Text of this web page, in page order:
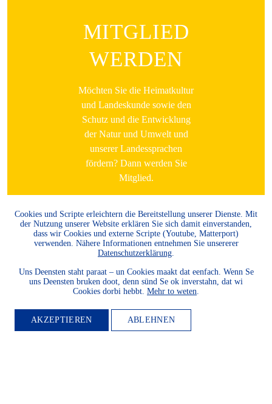
MITGLIED
WERDEN
Möchten Sie die Heimatkultur
und Landeskunde sowie den
Schutz und die Entwicklung
der Natur und Umwelt und
unserer Landessprachen
fördern? Dann werden Sie
Mitglied.
Cookies und Scripte erleichtern die Bereitstellung unserer Dienste. Mit
der Nutzung unserer Website erklären Sie sich damit einverstanden,
dass wir Cookies und externe Scripte (Youtube, Matterport)
verwenden. Nähere Informationen entnehmen Sie unsererer
Datenschutzerklärung
Uns Deensten staht paraat – un Cookies maakt dat eenfach. Wenn Se
uns Deensten bruken doot, denn sünd Se ok inverstahn, dat wi
Cookies dorbi hebbt. Mehr to weten
AKZEPTIEREN ABLEHNEN